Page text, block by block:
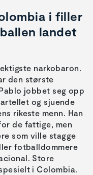
i filler
landet
narkobaron.
den største
jobbet seg opp
og sjuende
rikeste menn. Han
de fattige, men
som ville stagge
fotballdommere
Store
i Colombia.